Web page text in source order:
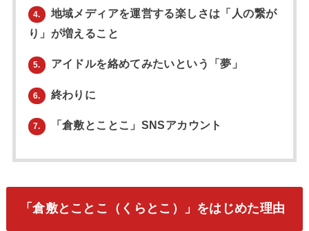
4.
地域メディアを運営する楽しさは「人の繋が
り」が増えること
5. アイドルを絡めてみたいという「夢」
6. 終わりに
7. 「倉敷とことこ」SNSアカウント
「倉敷とことこ（くらとこ）」をはじめた理由